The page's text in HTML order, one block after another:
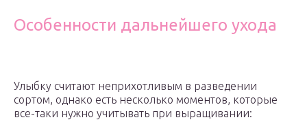
Особенности дальнейшего ухода
Улыбку считают неприхотливым в разведении
сортом, однако есть несколько моментов, которые
все-таки нужно учитывать при выращивании: